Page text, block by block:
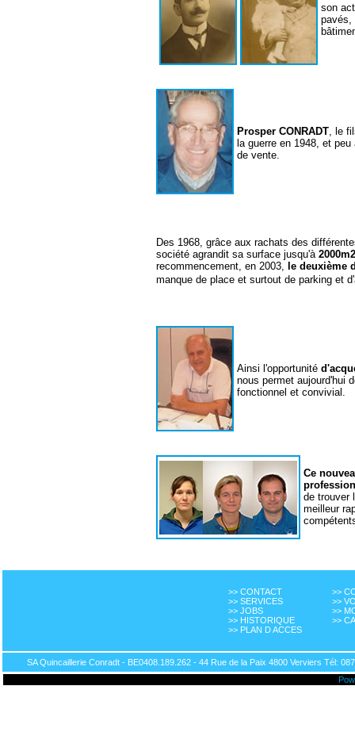
son
pavés,
Prosper CONRADT, le
la guerre en 1948, et
de vente.
Des 1968, grâce aux rachats des
société agrandit sa surface jusqu'à 2000m2
recommencement, en 2003, le deuxième
manque de place et surtout de parking et
Ainsi l'opportunité
nous permet aujourd'hui
fonctionnel et convivial.
Ce
de trouver
meilleur
>> CONTACT
>> SERVICES
>> JOBS
>> HISTORIQUE
>> PLAN D ACCES
>>
>>
>>
>>
SA Quincaillerie Conradt - BE0408.189.262 - 44 Rue de la Paix 4800 Verviers Tél: